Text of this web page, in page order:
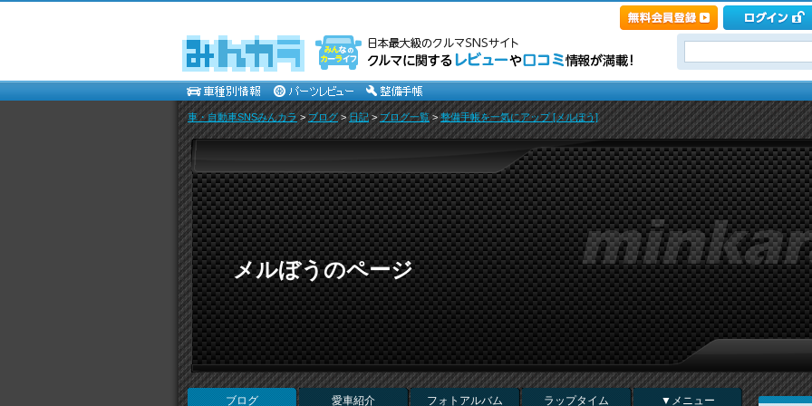
車・自動車SNSみんカラ>ブログ>日記>ブログ一覧>整備手帳を一気にアップ [メルぼう]
メルぼうのページ
ブログ 愛車紹介 フォトアルバム ラップタイム ▼メニュー